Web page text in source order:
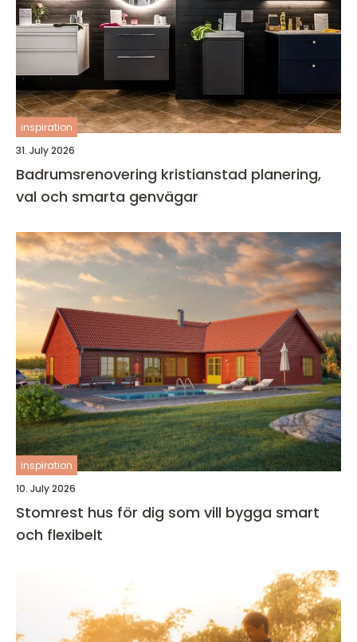
inspiration
31. July 2026
Badrumsrenovering kristianstad planering,
val och smarta genvägar
inspiration
10. July 2026
Stomrest hus för dig som vill bygga smart
och flexibelt